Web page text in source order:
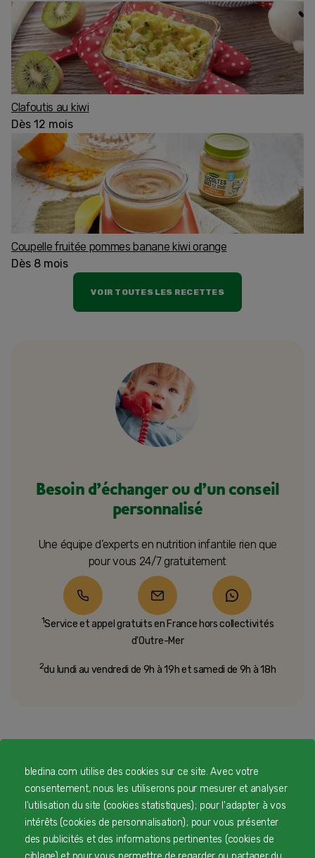
Clafoutis au kiwi
Dès 12 mois
Coupelle fruitée pommes banane kiwi orange
Dès 8 mois
VOIR TOUTES LES RECETTES
Besoin d’échanger ou d’un conseil
personnalisé
Une équipe d’experts en nutrition infantile rien que
pour vous 24/7 gratuitement
1Service et appel gratuits en France hors collectivités
d'Outre-Mer​
2du lundi au vendredi de 9h à 19h et samedi de 9h à 18h
bledina.com utilise des cookies sur ce site. Avec votre
consentement, nous les utiliserons pour mesurer et analyser
l'utilisation du site (cookies statistiques) ; pour l'adapter à vos
intérêts (cookies de personnalisation) ; pour vous présenter
des publicités et des informations pertinentes (cookies de